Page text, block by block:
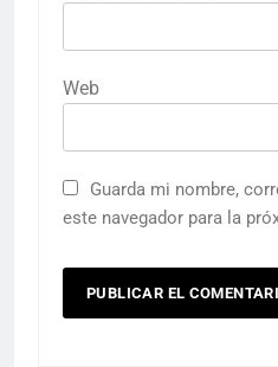
Web
Guarda mi nombre,
este navegador para la